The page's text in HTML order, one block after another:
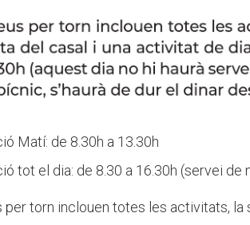
Matí: de 8.30h a 13.30h
tot el dia: de 8.30 a 16.30h (servei
per torn inclouen totes les activitats,